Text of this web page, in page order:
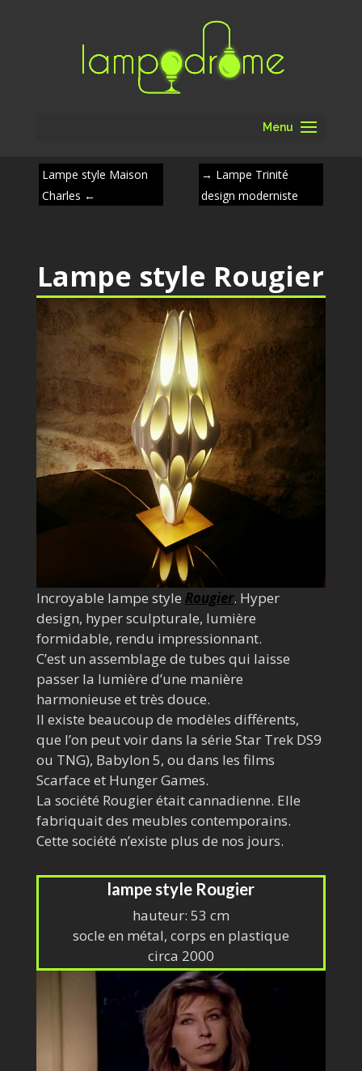
Menu
Lampe style Maison
Charles ←
→ Lampe Trinité
design moderniste
Lampe style Rougier
Incroyable lampe style Rougier. Hyper
design, hyper sculpturale, lumière
formidable, rendu impressionnant.
C’est un assemblage de tubes qui laisse
passer la lumière d’une manière
harmonieuse et très douce.
Il existe beaucoup de modèles différents,
que l’on peut voir dans la série Star Trek DS9
ou TNG), Babylon 5, ou dans les films
Scarface et Hunger Games.
La société Rougier était cannadienne. Elle
fabriquait des meubles contemporains.
Cette société n’existe plus de nos jours.
lampe style Rougier
hauteur: 53 cm
socle en métal, corps en plastique
circa 2000